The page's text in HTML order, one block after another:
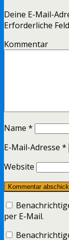
Deine E-Mail-
Erforderliche
Kommentar
Name *
E-Mail-Adresse *
Website
per E-Mail.